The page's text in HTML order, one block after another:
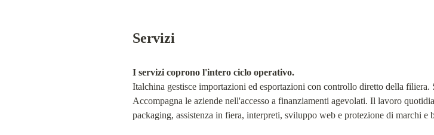
Servizi
I servizi coprono l'intero ciclo operativo.
Italchina gestisce importazioni ed esportazioni con controllo diretto della
Accompagna le aziende nell'accesso a finanziamenti agevolati. Il lavoro
packaging, assistenza in fiera, interpreti, sviluppo web e protezione di marchi e